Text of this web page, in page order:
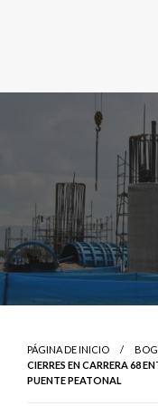
PÁGINA DE INICIO
CIERRES EN CARRERA 68
PUENTE PEATONAL